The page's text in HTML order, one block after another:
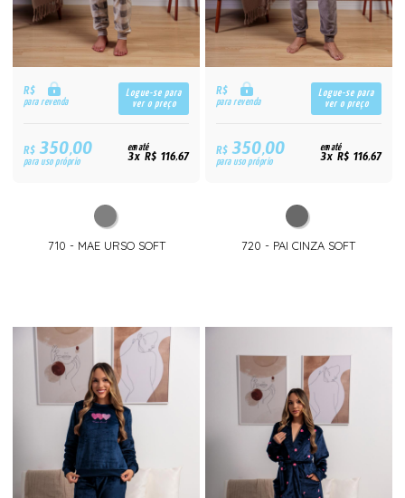
R$
para revenda
Logue-se para
ver o preço
R$350,00
para uso próprio
em até
3x R$ 116,67
710 - MAE URSO SOFT
R$
para revenda
Logue-se para
ver o preço
R$350,00
para uso próprio
em até
3x R$ 116,67
720 - PAI CINZA SOFT